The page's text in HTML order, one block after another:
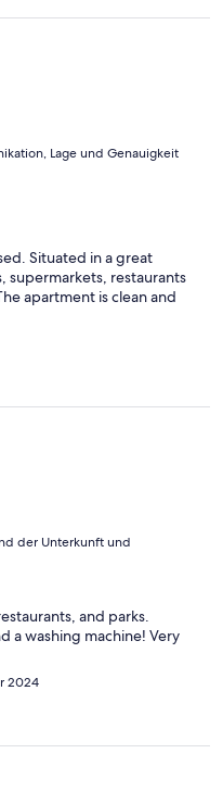
Lage und Genauigkeit
Situated in a great
supermarkets, restaurants
apartment is clean and
der Unterkunft und
and parks.
a washing machine! Very
2024